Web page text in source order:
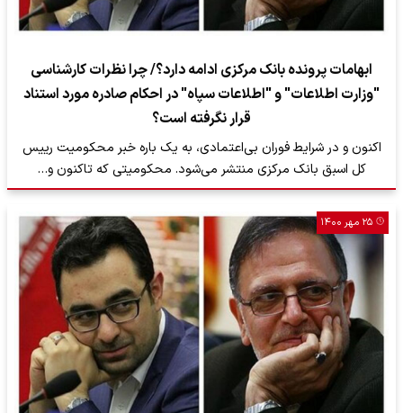
ابهامات پرونده بانک مرکزی ادامه دارد؟/ چرا نظرات کارشناسی
"وزارت اطلاعات" و "اطلاعات سپاه" در احکام صادره مورد استناد
قرار نگرفته است؟
اکنون و در شرایط فوران بی‌اعتمادی، به یک باره خبر محکومیت رییس
کل اسبق بانک مرکزی منتشر می‌شود. محکومیتی که تاکنون و…
۲۵ مهر ۱۴۰۰